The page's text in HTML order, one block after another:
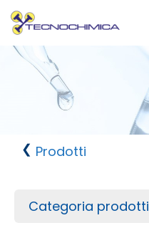
Vai
contenuto
Prodotti
Categoria prodotti